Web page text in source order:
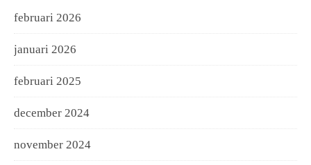
februari 2026
januari 2026
februari 2025
december 2024
november 2024